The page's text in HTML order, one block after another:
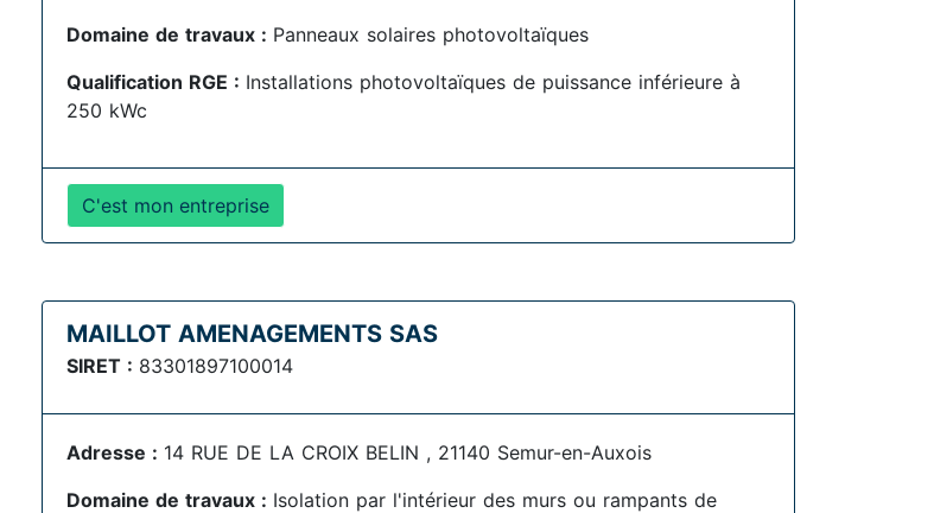
Domaine de travaux : Panneaux solaires photovoltaïques
Qualification RGE : Installations photovoltaïques de puissance inférieure à
250 kWc
C'est mon entreprise
MAILLOT AMENAGEMENTS SAS
SIRET : 83301897100014
Adresse : 14 RUE DE LA CROIX BELIN , 21140 Semur-en-Auxois
Domaine de travaux : Isolation par l'intérieur des murs ou rampants de